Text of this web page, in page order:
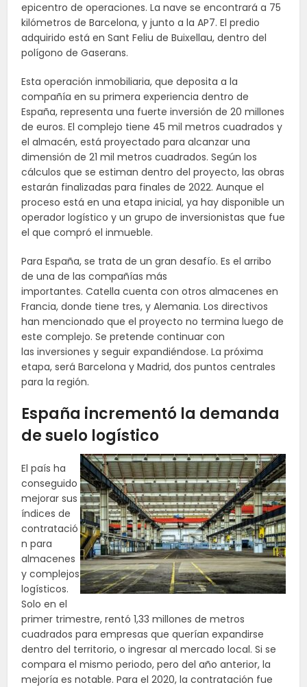
epicentro de operaciones. La nave se encontrará a 75
kilómetros de Barcelona, y junto a la AP7. El predio
adquirido está en Sant Feliu de Buixellau, dentro del
polígono de Gaserans.
Esta operación inmobiliaria, que deposita a la
compañía en su primera experiencia dentro de
España, representa una fuerte inversión de 20 millones
de euros. El complejo tiene 45 mil metros cuadrados y
el almacén, está proyectado para alcanzar una
dimensión de 21 mil metros cuadrados. Según los
cálculos que se estiman dentro del proyecto, las obras
estarán finalizadas para finales de 2022. Aunque el
proceso está en una etapa inicial, ya hay disponible un
operador logístico y un grupo de inversionistas que fue
el que compró el inmueble.
Para España, se trata de un gran desafío. Es el arribo
de una de las compañías más
importantes. Catella cuenta con otros almacenes en
Francia, donde tiene tres, y Alemania. Los directivos
han mencionado que el proyecto no termina luego de
este complejo. Se pretende continuar con
las inversiones y seguir expandiéndose. La próxima
etapa, será Barcelona y Madrid, dos puntos centrales
para la región.
España incrementó la demanda
de suelo logístico
El país ha
conseguido
mejorar sus
índices de
contratació
n para
almacenes
y complejos
logísticos.
Solo en el
primer trimestre, rentó 1,33 millones de metros
cuadrados para empresas que querían expandirse
dentro del territorio, o ingresar al mercado local. Si se
compara el mismo periodo, pero del año anterior, la
mejoría es notable. Para el 2020, la contratación fue